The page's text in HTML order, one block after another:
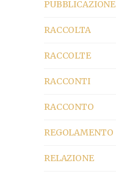
PUBBLICAZIONE
RACCOLTA
RACCOLTE
RACCONTI
RACCONTO
REGOLAMENTO
RELAZIONE